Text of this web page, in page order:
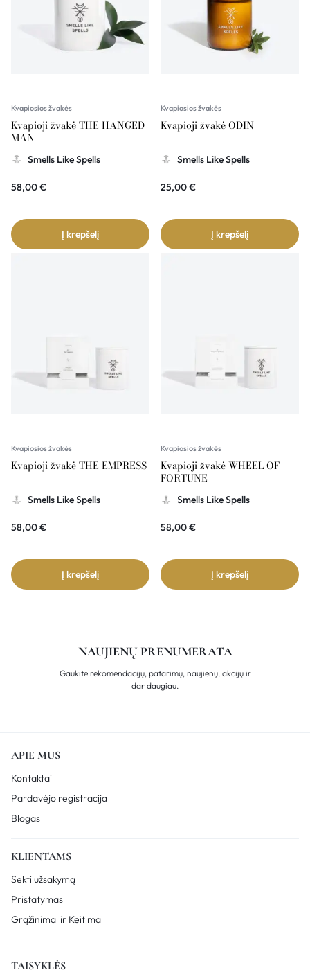
Kvapiosios žvakės
Kvapioji žvakė THE HANGED
MAN
Smells Like Spells
58,00€
Į krepšelį
Kvapiosios žvakės
Kvapioji žvakė ODIN
Smells Like Spells
25,00€
Į krepšelį
Kvapiosios žvakės
Kvapioji žvakė THE EMPRESS
Smells Like Spells
58,00€
Į krepšelį
Kvapiosios žvakės
Kvapioji žvakė WHEEL OF
FORTUNE
Smells Like Spells
58,00€
Į krepšelį
NAUJIENŲ PRENUMERATA
Gaukite rekomendacijų, patarimų, naujienų, akcijų ir
dar daugiau.
APIE MUS
Kontaktai
Pardavėjo registracija
Blogas
KLIENTAMS
Sekti užsakymą
Pristatymas
Grąžinimai ir Keitimai
TAISYKLĖS